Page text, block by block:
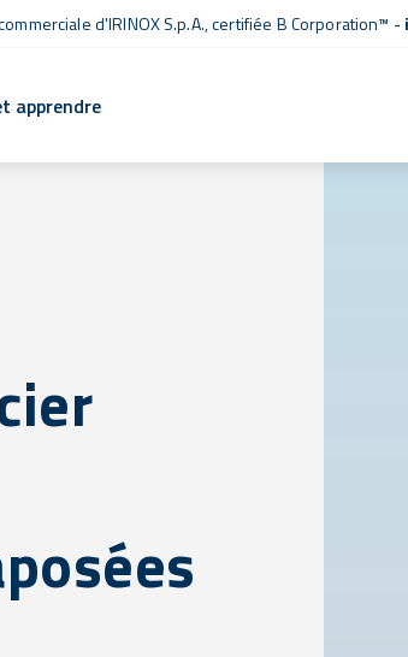
d'IRINOX S.p.A.,certifiée B Corporation™ -
apprendre